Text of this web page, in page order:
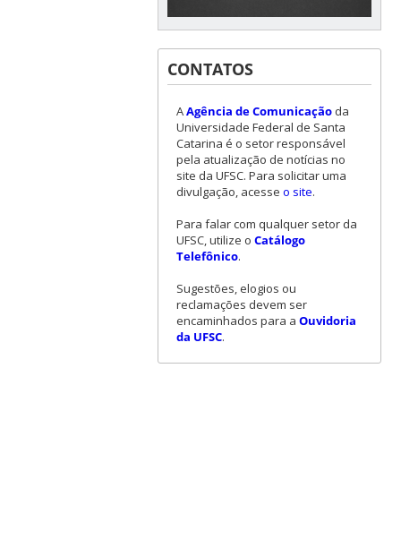
CONTATOS
AAgência de Comunicaçãoda
Universidade Federal de Santa
Catarina é o setor responsável
pela atualização de notícias no
site da UFSC. Para solicitar uma
divulgação, acesse o site.
Para falar com qualquer setor da
UFSC, utilize o Catálogo
Telefônico.
Sugestões, elogios ou
reclamações devem ser
encaminhados para a Ouvidoria
da UFSC.